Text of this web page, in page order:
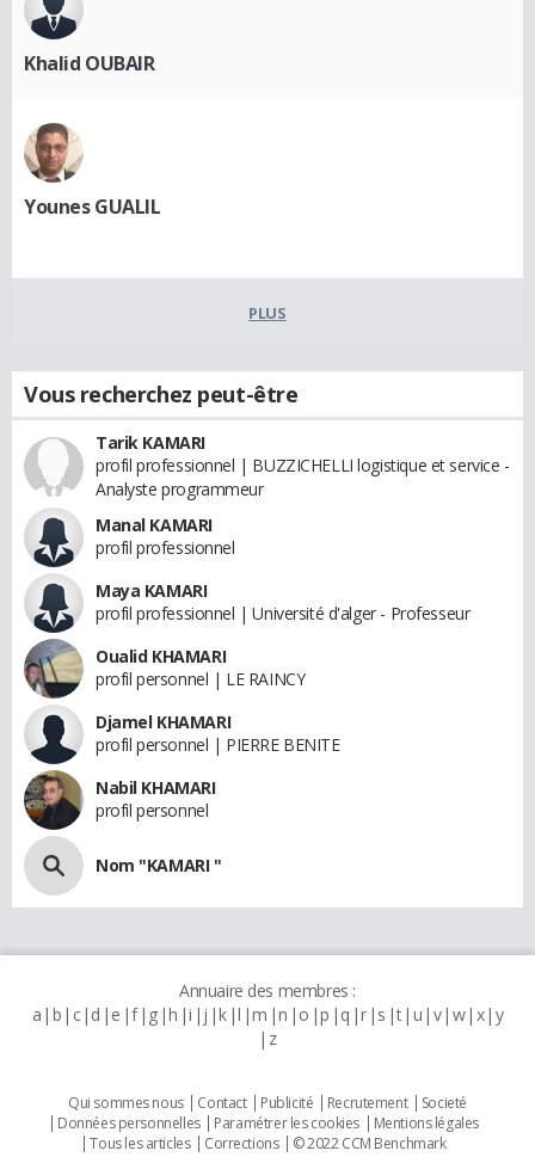
Khalid OUBAIR
Younes GUALIL
PLUS
Vous recherchez peut-être
Tarik KAMARI
profil professionnel | BUZZICHELLI logistique et service -
Analyste programmeur
Manal KAMARI
profil professionnel
Maya KAMARI
profil professionnel | Université d'alger - Professeur
Oualid KHAMARI
profil personnel | LE RAINCY
Djamel KHAMARI
profil personnel | PIERRE BENITE
Nabil KHAMARI
profil personnel
Nom "KAMARI "
Annuaire des membres :
a b c d e f g h i j k l m n o p q r s t u v w x y
z
Qui sommes nous Contact Publicité Recrutement
Societé
Données personnelles
Paramétrer les cookies
Mentions légales
Tous les articles
Corrections © 2022 CCM Benchmark